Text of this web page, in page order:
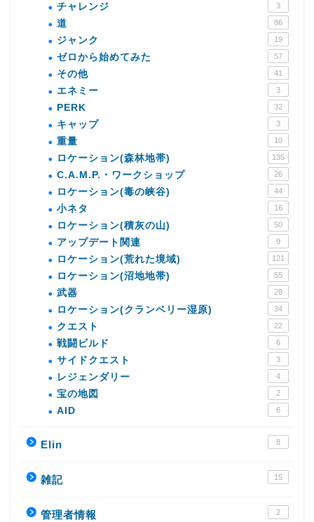
チャレンジ 3
道 86
ジャンク 19
ゼロから始めてみた 57
その他 41
エネミー 3
PERK 32
キャップ 3
重量 10
ロケーション(森林地帯) 135
C.A.M.P.・ワークショップ 26
ロケーション(毒の峡谷) 44
小ネタ 16
ロケーション(積灰の山) 50
アップデート関連 9
ロケーション(荒れた境域) 121
ロケーション(沼地地帯) 55
武器 28
ロケーション(クランベリー湿原) 34
クエスト 22
戦闘ビルド 6
サイドクエスト 3
レジェンダリー 4
宝の地図 2
AID 6
Elin 8
雑記 15
管理者情報 2